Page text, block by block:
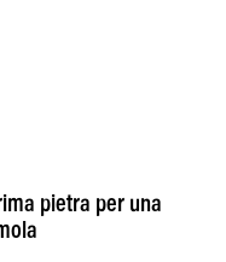
pietra per una